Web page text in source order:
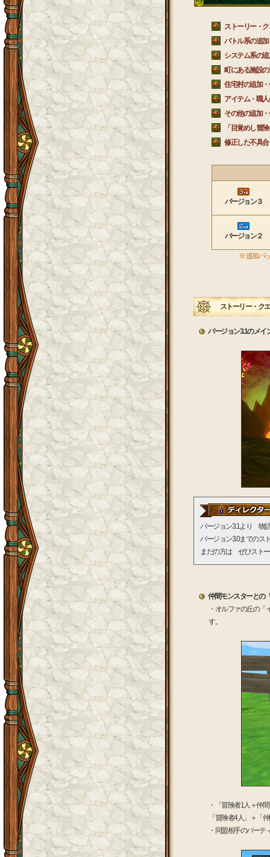
ストーリー・
バトル系の追
システム系の
町にある施設
住宅村の追加
アイテム・職
その他の追加
「目覚めし冒
修正した不
バージョン３
バージョン２
※ 追加パ
ストーリー・ク
バージョン3.1のメ
バージョン3.1より 物
バージョン3.0までのス
まだの方は ぜひスト
仲間モンスターとの
・オルファの丘の
す。
・「冒険者1人＋仲
「冒険者4人」＋「
・同盟相手のパー